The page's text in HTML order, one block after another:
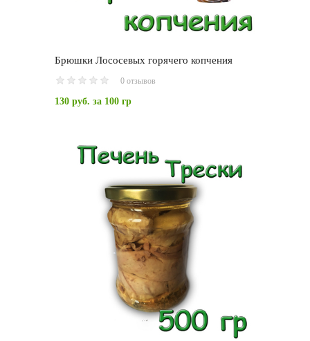
Брюшки Лососевых горячего копчения
0 отзывов
130 руб. за 100 гр